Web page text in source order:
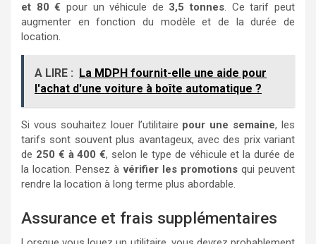
et 80 € pour un véhicule de 3,5 tonnes. Ce tarif peut
augmenter en fonction du modèle et de la durée de
location.
A LIRE : La MDPH fournit-elle une aide pour
l'achat d'une voiture à boîte automatique ?
Si vous souhaitez louer l’utilitaire pour une semaine, les
tarifs sont souvent plus avantageux, avec des prix variant
de 250 € à 400 €, selon le type de véhicule et la durée de
la location. Pensez àvérifier les promotionsqui peuvent
rendre la location à long terme plus abordable.
Assurance et frais supplémentaires